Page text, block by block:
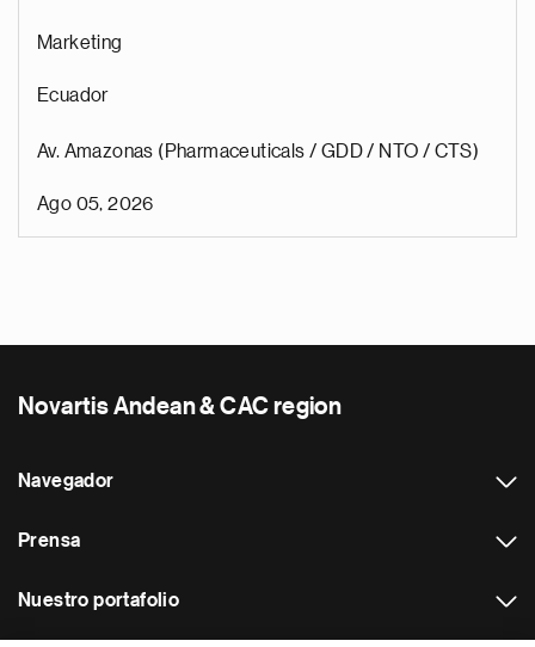
Marketing
Ecuador
Av. Amazonas (Pharmaceuticals / GDD / NTO / CTS)
Ago 05, 2026
Novartis Andean & CAC region
Navegador
Prensa
Nuestro portafolio